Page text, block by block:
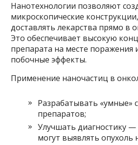
Нанотехнологии позволяют
микроскопические
доставлять лекарства прямо в
Это обеспечивает высокую
препарата на месте поражения
побочные эффекты.
Применение наночастиц в
Разрабатывать «умные»
препаратов;
Улучшать диагностику
могут выявлять опухоль